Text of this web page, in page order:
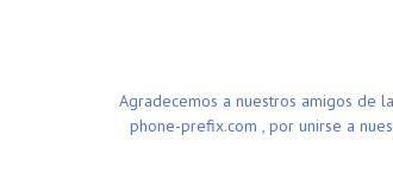
Agradecemos a nuestros amigos de
phone-prefix.com , por unirse a